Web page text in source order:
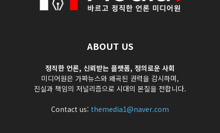
ABOUT US
정직한 언론, 신뢰받는 플랫폼, 정의로운 사회
미디어원은 가짜뉴스와 왜곡된 권력을 감시하며,
진실과 책임의 저널리즘으로 시대의 본질을 전합니다.
Contact us: themedia1@naver.com